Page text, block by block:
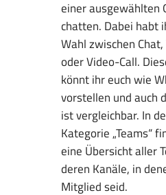
einer ausgewählten
chatten. Dabei habt
Wahl zwischen
oder Video-Call.
könnt ihr euch wie
vorstellen und auch
ist vergleichbar. In
Kategorie „Teams“
eine Übersicht aller
deren Kanäle, in
Mitglied seid.